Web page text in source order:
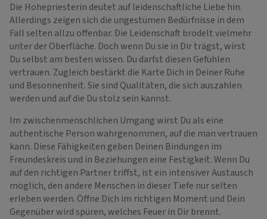
Die Hohepriesterin deutet auf leidenschaftliche Liebe hin.
Allerdings zeigen sich die ungestümen Bedürfnisse in dem
Fall selten allzu offenbar. Die Leidenschaft brodelt vielmehr
unter der Oberfläche. Doch wenn Du sie in Dir trägst, wirst
Du selbst am besten wissen. Du darfst diesen Gefühlen
vertrauen. Zugleich bestärkt die Karte Dich in Deiner Ruhe
und Besonnenheit. Sie sind Qualitäten, die sich auszahlen
werden und auf die Du stolz sein kannst.
Im zwischenmenschlichen Umgang wirst Du als eine
authentische Person wahrgenommen, auf die man vertrauen
kann. Diese Fähigkeiten geben Deinen Bindungen im
Freundeskreis und in Beziehungen eine Festigkeit. Wenn Du
auf den richtigen Partner triffst, ist ein intensiver Austausch
möglich, den andere Menschen in dieser Tiefe nur selten
erleben werden. Öffne Dich im richtigen Moment und Dein
Gegenüber wird spüren, welches Feuer in Dir brennt.